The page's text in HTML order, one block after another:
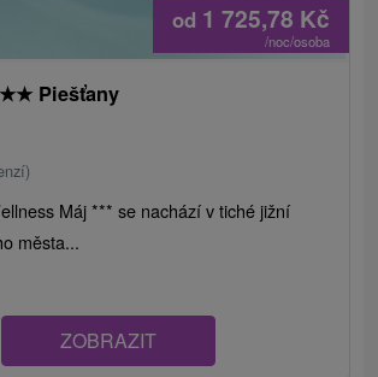
od 1 725,78 Kč
/noc/osoba
★★ Piešťany
Máj *** se nachází v tiché jižní
města...
ZOBRAZIT